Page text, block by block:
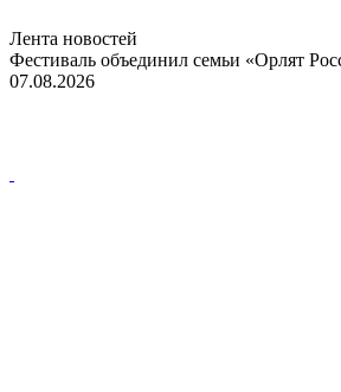
Лента новостей
Фестиваль объединил семьи «Орлят
07.08.2026